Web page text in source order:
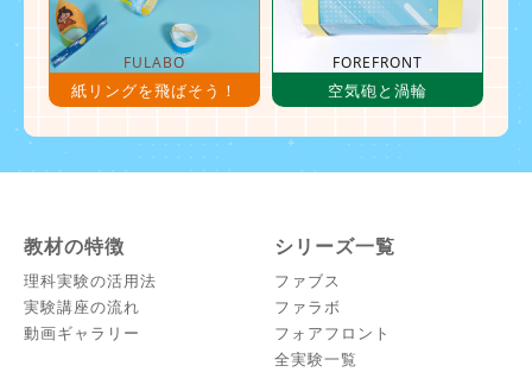
FULABO
紙リングを飛ばそう！
FOREFRONT
空気砲と渦輪
教材の特徴
理科実験の活用法
実験講座の流れ
動画ギャラリー
シリーズ一覧
ファブス
ファラボ
フォアフロント
全実験一覧